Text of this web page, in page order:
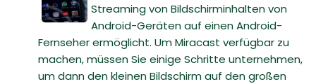
Streaming von Bildschirminhalten von
Android-Geräten auf einen Android-
Fernseher ermöglicht. Um Miracast verfügbar zu
machen, müssen Sie einige Schritte unternehmen,
um dann den kleinen Bildschirm auf den großen